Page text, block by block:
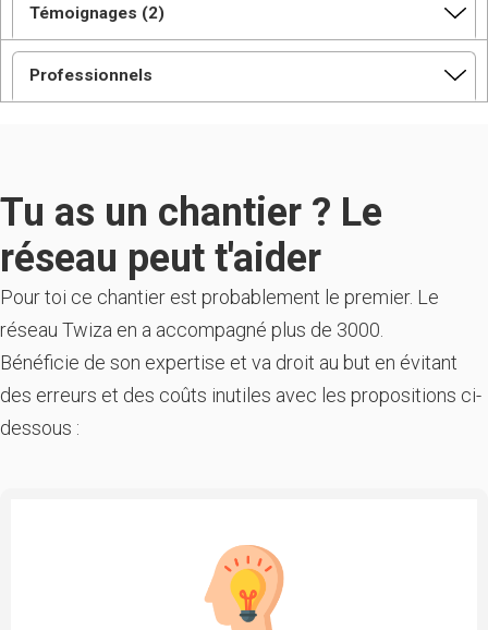
Témoignages (2)
Professionnels
Tu as un chantier ? Le
réseau peut t'aider
Pour toi ce chantier est probablement le premier. Le
réseau Twiza en a accompagné plus de 3000.
Bénéficie de son expertise et va droit au but en évitant
des erreurs et des coûts inutiles avec les propositions ci-
dessous :